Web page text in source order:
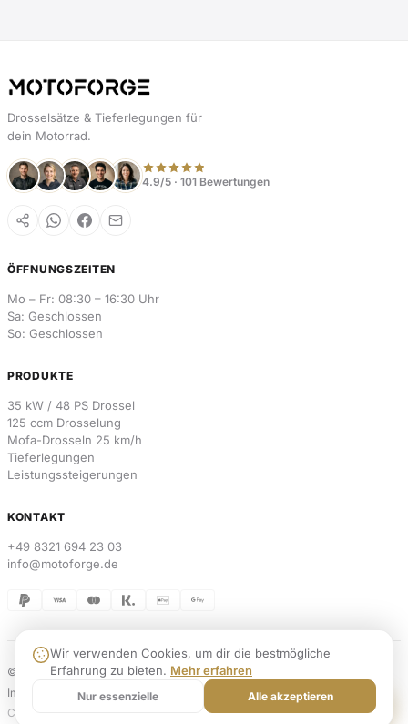
Drosselsätze & Tieferlegungen für
dein Motorrad.
4.9/5 · 101 Bewertungen
ÖFFNUNGSZEITEN
Mo – Fr: 08:30 – 16:30 Uhr
Sa: Geschlossen
So: Geschlossen
PRODUKTE
35 kW / 48 PS Drossel
125 ccm Drosselung
Mofa-Drosseln 25 km/h
Tieferlegungen
Leistungssteigerungen
KONTAKT
+49 8321 694 23 03
info@motoforge.de
© 2026 MotoForge. Alle Rechte vorbehalten.
Impressum DatenschutzAGBWiderrufsbelehrungVersand & Zahlung
Cookies
Wir verwenden Cookies, um dir die bestmögliche
Erfahrung zu bieten. Mehr erfahren
Nur essenzielle Alle akzeptieren